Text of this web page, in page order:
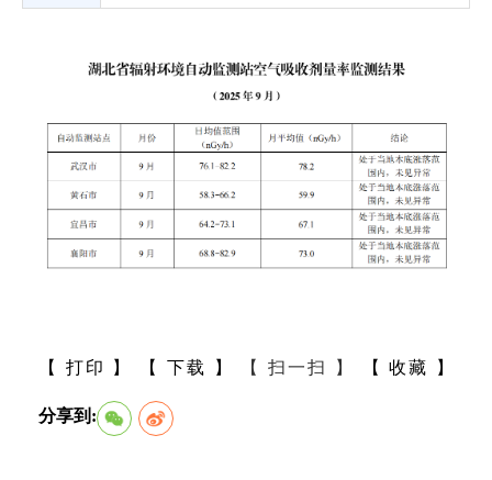
【 打印 】 【 下载 】 【 扫一扫 】 【 收藏 】
分享到: